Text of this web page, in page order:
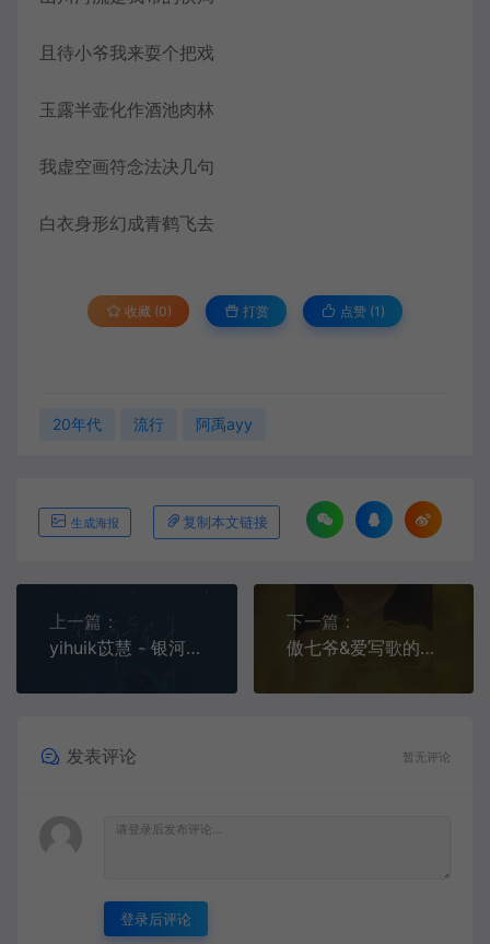
且待小爷我来耍个把戏
玉露半壶化作酒池肉林
我虚空画符念法决几句
白衣身形幻成青鹤飞去
收藏 (0) 打赏 点赞 (1 )
20年代 流行 阿禹ayy
生成海报 复制本文链接
上一篇：
yihuik苡慧 - 银河与星斗[MP3-320K/FLAC][7.58M/40.5M]
下一篇：
傲七爷&爱写歌的小田 - 枕边童话[MP3-320K/FLAC][7.34M/38.6M]
发表评论 暂无评论
登录后评论